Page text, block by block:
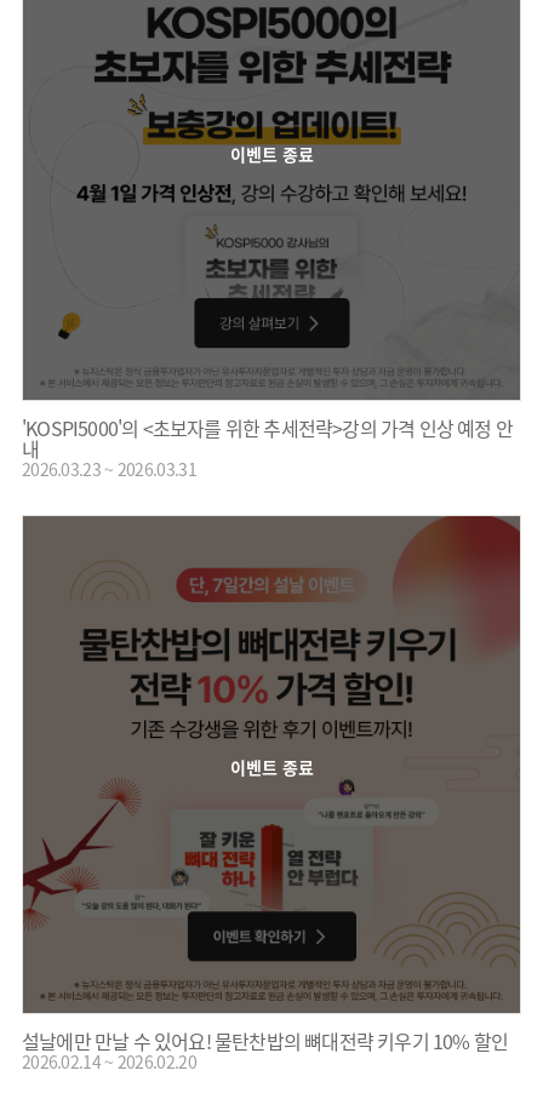
이벤트 종료
'KOSPI5000'의 <초보자를 위한 추세전략>강의 가격 인상 예정 안
내
2026.03.23 ~ 2026.03.31
이벤트 종료
설날에만 만날 수 있어요! 물탄찬밥의 뼈대전략 키우기 10% 할인
2026.02.14 ~ 2026.02.20